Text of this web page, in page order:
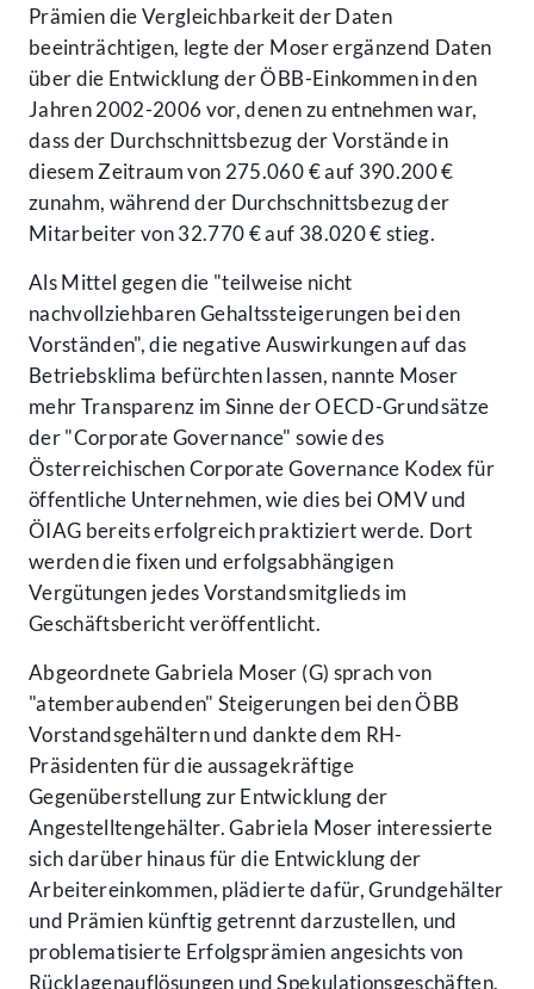
Prämien die Vergleichbarkeit der Daten
beeinträchtigen, legte der Moser ergänzend Daten
über die Entwicklung der ÖBB-Einkommen in den
Jahren 2002-2006 vor, denen zu entnehmen war,
dass der Durchschnittsbezug der Vorstände in
diesem Zeitraum von 275.060 € auf 390.200 €
zunahm, während der Durchschnittsbezug der
Mitarbeiter von 32.770 € auf 38.020 € stieg.
Als Mittel gegen die "teilweise nicht
nachvollziehbaren Gehaltssteigerungen bei den
Vorständen", die negative Auswirkungen auf das
Betriebsklima befürchten lassen, nannte Moser
mehr Transparenz im Sinne der OECD-Grundsätze
der "Corporate Governance" sowie des
Österreichischen Corporate Governance Kodex für
öffentliche Unternehmen, wie dies bei OMV und
ÖIAG bereits erfolgreich praktiziert werde. Dort
werden die fixen und erfolgsabhängigen
Vergütungen jedes Vorstandsmitglieds im
Geschäftsbericht veröffentlicht.
Abgeordnete Gabriela Moser (G) sprach von
"atemberaubenden" Steigerungen bei den ÖBB
Vorstandsgehältern und dankte dem RH-
Präsidenten für die aussagekräftige
Gegenüberstellung zur Entwicklung der
Angestelltengehälter. Gabriela Moser interessierte
sich darüber hinaus für die Entwicklung der
Arbeitereinkommen, plädierte dafür, Grundgehälter
und Prämien künftig getrennt darzustellen, und
problematisierte Erfolgsprämien angesichts von
Rücklagenauflösungen und Spekulationsgeschäften.